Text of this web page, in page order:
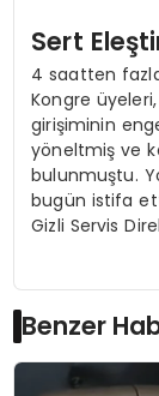
Sert
4 saatten
Kongre
girişiminin
yöneltmiş ve
bulunmuştu.
bugün istifa
Gizli Servis
Benzer